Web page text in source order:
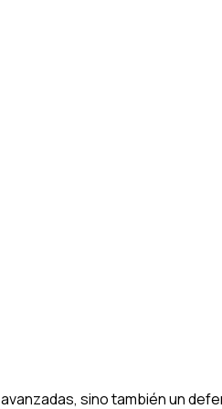
sino también un